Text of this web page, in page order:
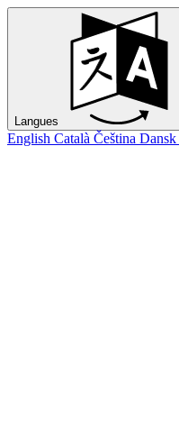
Langues
English Català Čeština Dansk